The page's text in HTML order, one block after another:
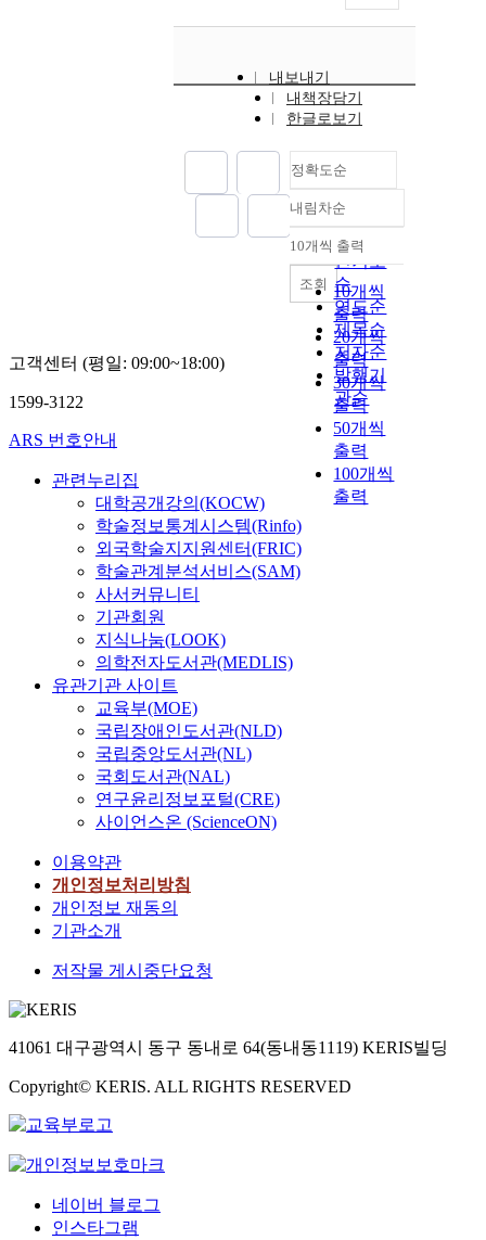
내보내기
내책장담기
한글로보기
정확도순
정확도
순
인기도
순
연도순
제목순
저자순
발행기
관순
내림차순
내림차순
10개씩 출력
10개씩
출력
20개씩
출력
30개씩
출력
50개씩
출력
100개씩
출력
조회
고객센터 (평일: 09:00~18:00)
1599-3122
ARS 번호안내
관련누리집
대학공개강의(KOCW)
학술정보통계시스템(Rinfo)
외국학술지지원센터(FRIC)
학술관계분석서비스(SAM)
사서커뮤니티
기관회원
지식나눔(LOOK)
의학전자도서관(MEDLIS)
유관기관 사이트
교육부(MOE)
국립장애인도서관(NLD)
국립중앙도서관(NL)
국회도서관(NAL)
연구윤리정보포털(CRE)
사이언스온 (ScienceON)
이용약관
개인정보처리방침
개인정보 재동의
기관소개
저작물 게시중단요청
41061 대구광역시 동구 동내로 64(동내동1119) KERIS빌딩
Copyright© KERIS. ALL RIGHTS RESERVED
네이버 블로그
인스타그램